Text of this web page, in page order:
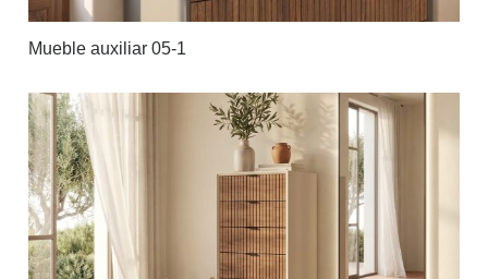
Mueble auxiliar 05-1